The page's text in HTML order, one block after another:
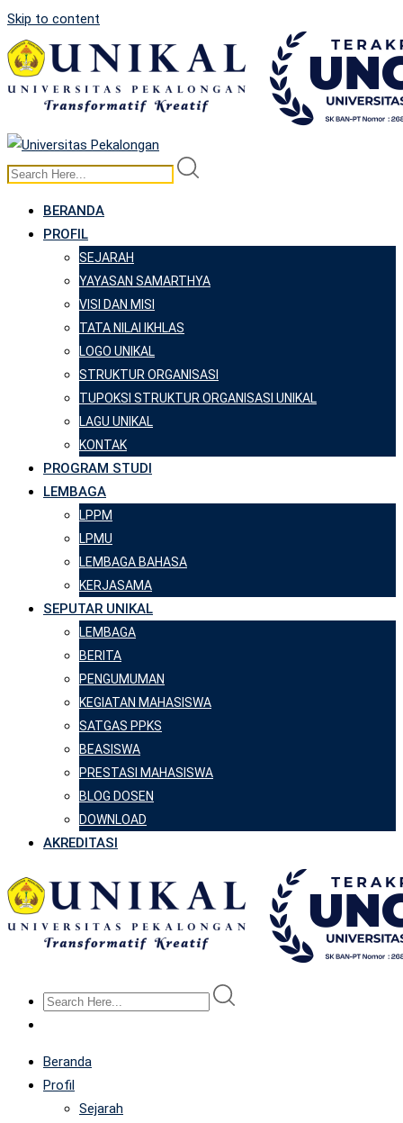
Skip to content
BERANDA
PROFIL
SEJARAH
YAYASAN SAMARTHYA
VISI DAN MISI
TATA NILAI IKHLAS
LOGO UNIKAL
STRUKTUR ORGANISASI
TUPOKSI STRUKTUR ORGANISASI UNIKAL
LAGU UNIKAL
KONTAK
PROGRAM STUDI
LEMBAGA
LPPM
LPMU
LEMBAGA BAHASA
KERJASAMA
SEPUTAR UNIKAL
LEMBAGA
BERITA
PENGUMUMAN
KEGIATAN MAHASISWA
SATGAS PPKS
BEASISWA
PRESTASI MAHASISWA
BLOG DOSEN
DOWNLOAD
AKREDITASI
Beranda
Profil
Sejarah